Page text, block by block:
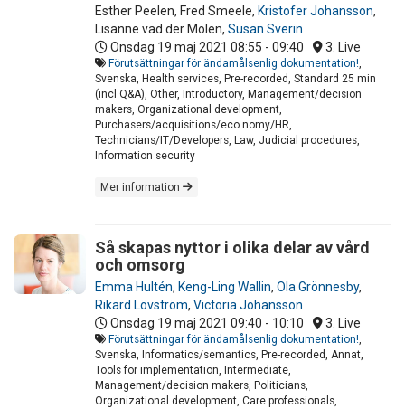
Esther Peelen, Fred Smeele, Kristofer Johansson,
Lisanne vad der Molen, Susan Sverin
Onsdag 19 maj 2021 08:55 - 09:40 3. Live
Förutsättningar för ändamålsenlig dokumentation!,
Svenska, Health services, Pre-recorded, Standard 25 min
(incl Q&A), Other, Introductory, Management/decision
makers, Organizational development,
Purchasers/acquisitions/eco nomy/HR,
Technicians/IT/Developers, Law, Judicial procedures,
Information security
Mer information
Så skapas nyttor i olika delar av vård
och omsorg
Emma Hultén, Keng-Ling Wallin, Ola Grönnesby,
Rikard Lövström, Victoria Johansson
Onsdag 19 maj 2021 09:40 - 10:10 3. Live
Förutsättningar för ändamålsenlig dokumentation!,
Svenska, Informatics/semantics, Pre-recorded, Annat,
Tools for implementation, Intermediate,
Management/decision makers, Politicians,
Organizational development, Care professionals,